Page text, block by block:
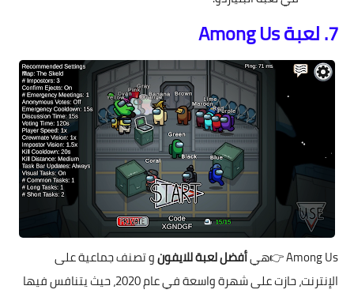
7. لعبة Among Us
Among Us👉هيأفضل لعبة للايفونو تصنف جماعية على
الإنترنت، حازت على شهرة واسعة في عام 2020، حيث يتنافس فيها